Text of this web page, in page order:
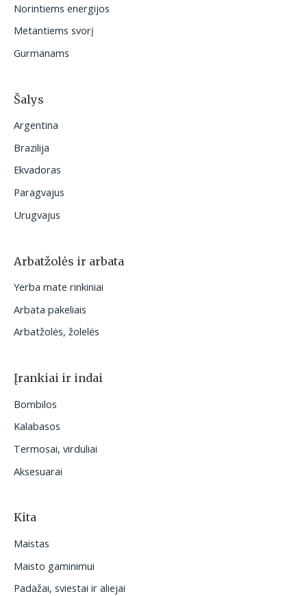
:
Norintiems energijos
Metantiems svorį
Gurmanams
Šalys
Argentina
Brazilija
Ekvadoras
Paragvajus
Urugvajus
Arbatžolės ir arbata
Yerba mate rinkiniai
Arbata pakeliais
Arbatžolės, žolelės
Įrankiai ir indai
Bombilos
Kalabasos
Termosai, virduliai
Aksesuarai
Kita
Maistas
Maisto gaminimui
Padažai, sviestai ir aliejai